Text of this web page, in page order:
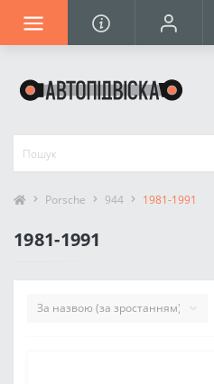
Porsche 944 1981-1991
1981-1991